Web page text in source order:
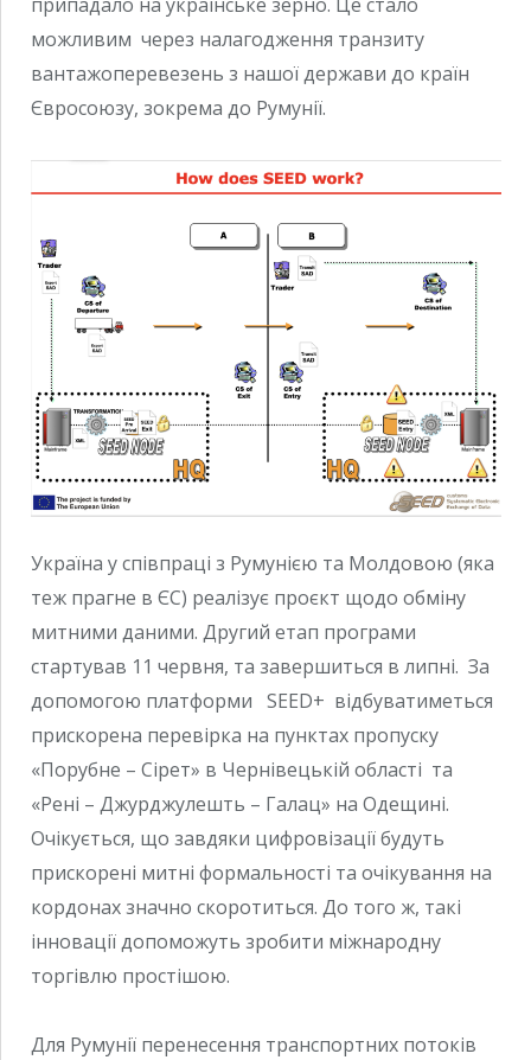
можливим через налагодження транзиту
вантажоперевезень з нашої держави до країн
Євросоюзу, зокрема до Румунії.
Україна у співпраці з Румунією та Молдовою (яка
теж прагне в ЄС) реалізує проєкт щодо обміну
митними даними. Другий етап програми
стартував 11 червня, та завершиться в липні. За
допомогою платформи SEED+ відбуватиметься
прискорена перевірка на пунктах пропуску
«Порубне – Сірет» в Чернівецькій області та
«Рені – Джурджулешть – Галац» на Одещині.
Очікується, що завдяки цифровізації будуть
прискорені митні формальності та очікування на
кордонах значно скоротиться. До того ж, такі
інновації допоможуть зробити міжнародну
торгівлю простішою.
Для Румунії перенесення транспортних потоків